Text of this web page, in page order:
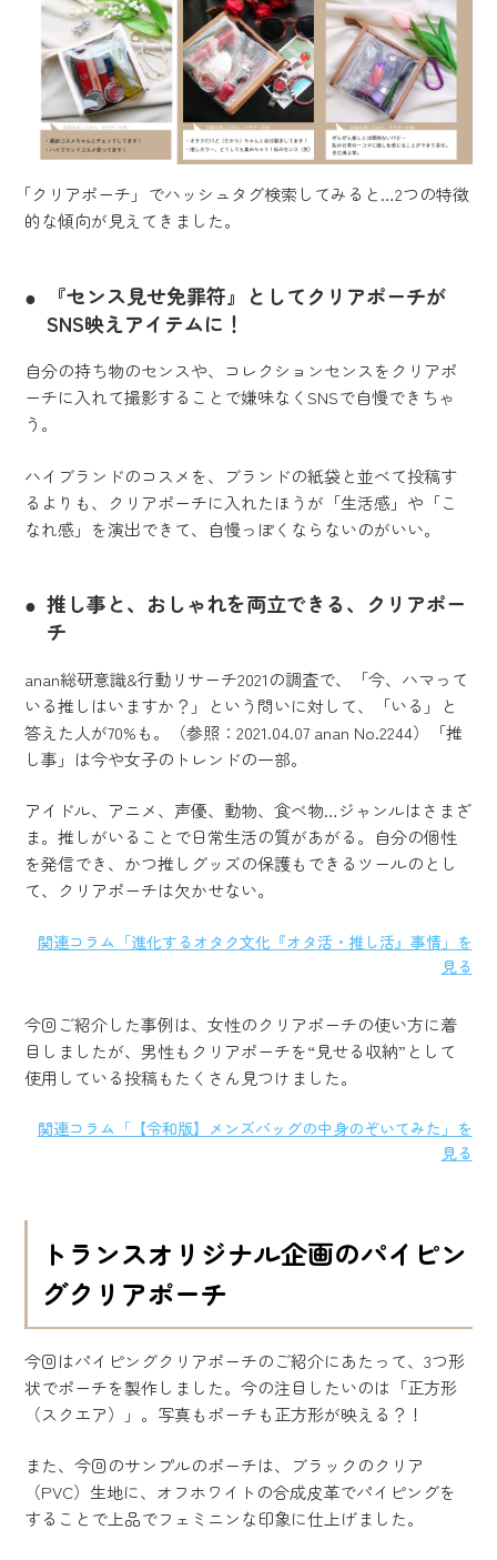
「クリアポーチ」でハッシュタグ検索してみると…2つの特徴
的な傾向が見えてきました。
『センス見せ免罪符』としてクリアポーチが
SNS映えアイテムに！
自分の持ち物のセンスや、コレクションセンスをクリアポ
ーチに入れて撮影することで嫌味なくSNSで自慢できちゃ
う。
ハイブランドのコスメを、ブランドの紙袋と並べて投稿す
るよりも、クリアポーチに入れたほうが「生活感」や「こ
なれ感」を演出できて、自慢っぽくならないのがいい。
推し事と、おしゃれを両立できる、クリアポー
チ
anan総研意識&行動リサーチ2021の調査で、「今、ハマって
いる推しはいますか？」という問いに対して、「いる」と
答えた人が70%も。（参照：2021.04.07 anan No.2244）「推
し事」は今や女子のトレンドの一部。
アイドル、アニメ、声優、動物、食べ物…ジャンルはさまざ
ま。推しがいることで日常生活の質があがる。自分の個性
を発信でき、かつ推しグッズの保護もできるツールのとし
て、クリアポーチは欠かせない。
関連コラム「進化するオタク文化『オタ活・推し活』事情」を
見る
今回ご紹介した事例は、女性のクリアポーチの使い方に着
目しましたが、男性もクリアポーチを“見せる収納”として
使用している投稿もたくさん見つけました。
関連コラム「【令和版】メンズバッグの中身のぞいてみた」を
見る
トランスオリジナル企画のパイピン
グクリアポーチ
今回はパイピングクリアポーチのご紹介にあたって、3つ形
状でポーチを製作しました。今の注目したいのは「正方形
（スクエア）」。写真もポーチも正方形が映える？！
また、今回のサンプルのポーチは、ブラックのクリア
（PVC）生地に、オフホワイトの合成皮革でパイピングを
することで上品でフェミニンな印象に仕上げました。